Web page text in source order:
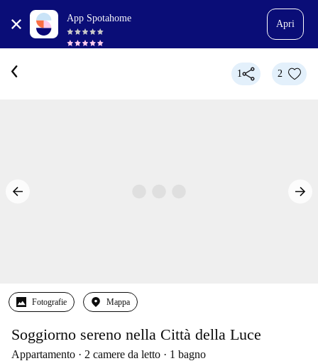
App Spotahome
Apri
1 2
Fotografie Mappa
Soggiorno sereno nella Città della Luce
Appartamento 2 camere da letto 1 bagno